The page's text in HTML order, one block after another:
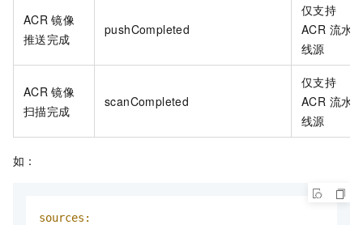
ACR 镜像
推送完成
pushCompleted
仅支持
ACR 流水
线源
ACR 镜像
扫描完成
scanCompleted
仅支持
ACR 流水
线源
如：
sources: